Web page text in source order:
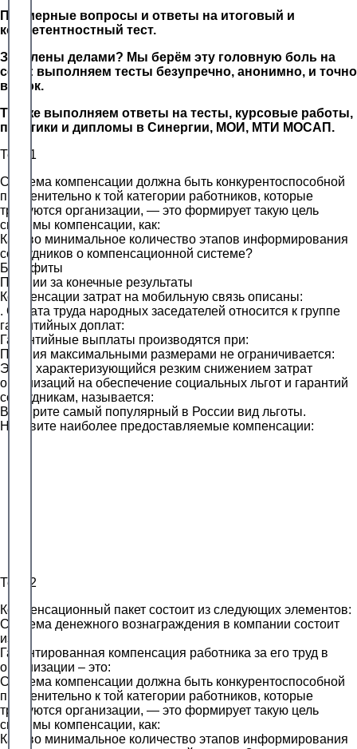
Примерные вопросы и ответы на итоговый и
компетентностный тест.
Завалены делами? Мы берём эту головную боль на
себя: выполняем тесты безупречно, анонимно, и точно
в срок.
Так же выполняем ответы на тесты, курсовые работы,
практики и дипломы в Синергии, МОИ, МТИ МОСАП.
Тест 1
Система компенсации должна быть конкурентоспособной
применительно к той категории работников, которые
требуются организации, — это формирует такую цель
системы компенсации, как:
Каково минимальное количество этапов информирования
сотрудников о компенсационной системе?
Бенефиты
Премии за конечные результаты
Компенсации затрат на мобильную связь описаны:
. Оплата труда народных заседателей относится к группе
гарантийных доплат:
Гарантийные выплаты производятся при:
Премия максимальными размерами не ограничивается:
Этап, характеризующийся резким снижением затрат
организаций на обеспечение социальных льгот и гарантий
сотрудникам, называется:
Выберите самый популярный в России вид льготы.
Назовите наиболее предоставляемые компенсации:
Тест 2
Компенсационный пакет состоит из следующих элементов:
Система денежного вознаграждения в компании состоит
из:
Гарантированная компенсация работника за его труд в
организации – это:
Система компенсации должна быть конкурентоспособной
применительно к той категории работников, которые
требуются организации, — это формирует такую цель
системы компенсации, как:
Каково минимальное количество этапов информирования